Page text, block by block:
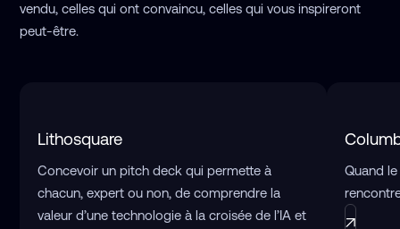
vendu, celles qui ont convaincu, celles qui vous inspireront
peut-être.
Lithosquare
Concevoir un pitch deck qui permette à
chacun, expert ou non, de comprendre la
valeur d’une technologie à la croisée de l’IA et
Quand